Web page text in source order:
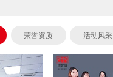
荣誉资质 活动风采